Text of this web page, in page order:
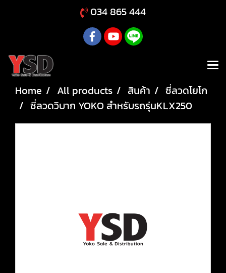
034 865 444
Home All products สินค้า
ซี่ลวดโยโก
ซี่ลวดวิบาก YOKO สำหรับรถรุ่นKLX250